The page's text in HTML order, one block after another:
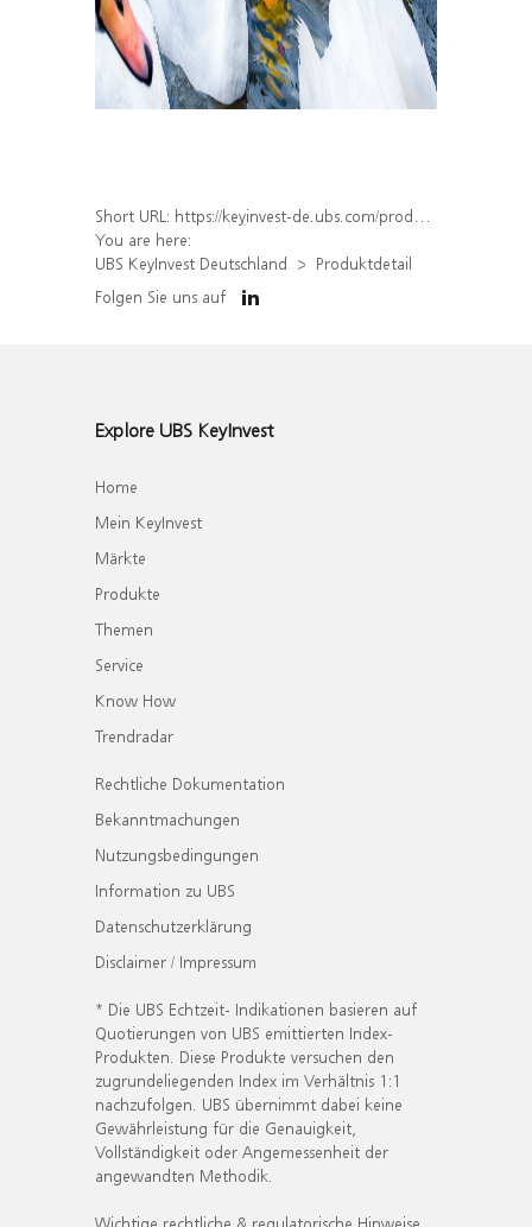
Short URL: https://keyinvest-de.ubs.com/produkt/detail/index/isin/DE000WA9B622
You are here:
UBS KeyInvest Deutschland
Produktdetail
Folgen Sie uns auf
Explore UBS KeyInvest
Home
Mein KeyInvest
Märkte
Produkte
Themen
Service
Know How
Trendradar
Rechtliche Dokumentation
Bekanntmachungen
Nutzungsbedingungen
Information zu UBS
Datenschutzerklärung
Disclaimer / Impressum
* Die UBS Echtzeit- Indikationen basieren auf
Quotierungen von UBS emittierten Index-
Produkten. Diese Produkte versuchen den
zugrundeliegenden Index im Verhältnis 1:1
nachzufolgen. UBS übernimmt dabei keine
Gewährleistung für die Genauigkeit,
Vollständigkeit oder Angemessenheit der
angewandten Methodik.